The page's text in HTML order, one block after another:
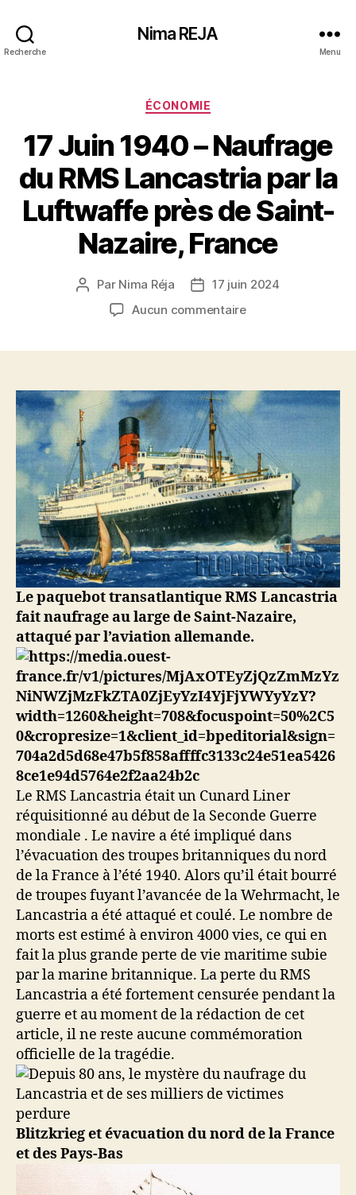
Recherche
Nima REJA
Menu
Catégories
ÉCONOMIE
17 Juin 1940 – Naufrage
du RMS Lancastria par la
Luftwaffe près de Saint-
Nazaire, France
Auteur
l’article
Par Nima Réja
Date17 juin 2024
Aucun commentairesur
Naufrage
du
RMS
Lancastria
par
la
Luftwaffe
près
de
Saint-
Nazaire,
France
Le paquebot transatlantique RMS Lancastria
fait naufrage au large de Saint-Nazaire,
attaqué par l’aviation allemande.
Le RMS Lancastria était un Cunard Liner
réquisitionné au début de la Seconde Guerre
mondiale . Le navire a été impliqué dans
l’évacuation des troupes britanniques du nord
de la France à l’été 1940. Alors qu’il était bourré
de troupes fuyant l’avancée de la Wehrmacht, le
Lancastria a été attaqué et coulé. Le nombre de
morts est estimé à environ 4000 vies, ce qui en
fait la plus grande perte de vie maritime subie
par la marine britannique. La perte du RMS
Lancastria a été fortement censurée pendant la
guerre et au moment de la rédaction de cet
article, il ne reste aucune commémoration
officielle de la tragédie.
Blitzkrieg et évacuation du nord de la France
et des Pays-Bas